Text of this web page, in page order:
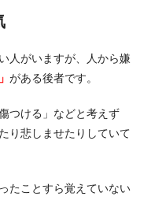
人がいますが、人から嫌
がある後者です。
つける」などと考えず
り悲しませたりしていて
たことすら覚えていない